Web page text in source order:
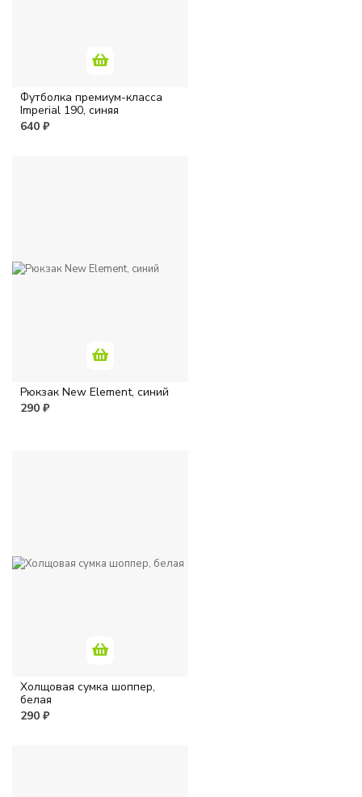
Футболка премиум-класса
Imperial 190, синяя
640 ₽
Рюкзак New Element, синий
290 ₽
Холщовая сумка шоппер,
белая
290 ₽